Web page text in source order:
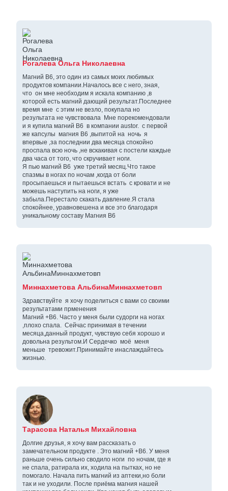
Рогалева Ольга Николаевна
Магний В6, это один из самых моих любимых
продуктов компании.Началось все с него, зная,
что он мне необходим я искала компанию ,в
которой есть магний дающий результат.Последнее
время мне с этим не везло, покупала но
результата не чувствовала Мне порекомендовали
и я купила магний В6 в компании austor. с первой
же капсулы магния В6 ,выпитой на ночь я
впервые ,за последнии два месяца спокойно
проспала всю ночь ,не вскакивая с постели каждые
два часа от того, что скручивает ноги.
Я пью магний В6 уже третий месяц.Что такое
спазмы в ногах по ночам ,когда от боли
просыпаешься и пытаешься встать с кровати и не
можешь наступить на ноги, я уже
забыла.Перестало скакать давление.Я стала
спокойнее, уравновешена и все это благодаря
уникальному составу Магния В6
Миннахметова АльбинаМиннахметовп
Здравствуйте я хочу поделиться с вами со своими
результатами прменения
Магний +В6. Часто у меня были судорги на ногах
,плохо спала. Сейчас принимая в течении
месяца,данный продукт, чувствую себя хорошо и
довольна результом.И Сердечко моё меня
меньше тревожит.Принимайте инаслаждайтесь
жизнью.
Тарасова Наталья Михайловна
Долгие друзья, я хочу вам рассказать о
замечательном продукте . Это магний +В6. У меня
раньше очень сильно сводило ноги по ночам, где я
не спала, ратирала их, ходила на пытках, но не
помогало. Начала пить магний из аптеки,но боли
так и не уходили. После приёма магния нашей